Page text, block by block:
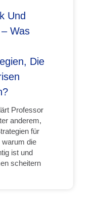
Und
Was
Die
Professor
anderem,
für
warum die
ist und
scheitern